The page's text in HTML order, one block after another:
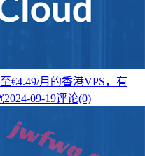
€4.49/月的香港VPS，有
2024-09-19评论(0)